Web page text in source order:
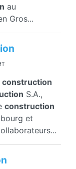
au
Gros...
construction
S.A.,
construction
et